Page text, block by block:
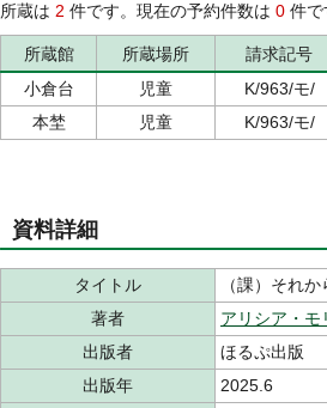
所蔵は 2 件です。現在の予約件数は 0 件で
所蔵館 所蔵場所 請求記号
小倉台
児童 K/963/モ/
本埜
児童 K/963/モ/
資料詳細
タイトル
（課）それ
著者
アリシア・モ
出版者
ほるぷ出版
出版年
2025.6